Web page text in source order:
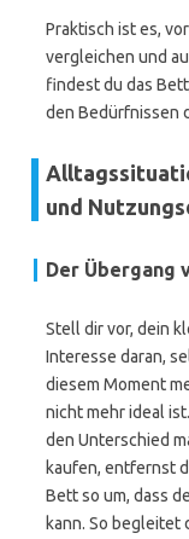
Praktisch ist es,
vergleichen und
findest du das
den Bedürfnissen
und
Der Übergang
Stell dir vor, dein
Interesse daran,
diesem Moment
nicht mehr ideal
den Unterschied
kaufen, entfernst
Bett so um, dass
kann. So begleitet